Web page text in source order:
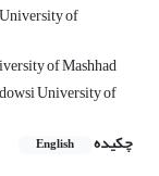
of
of Mashhad
University of
چکیده
English